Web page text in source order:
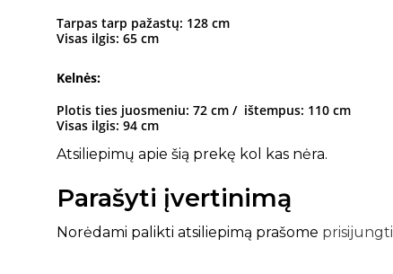
Tarpas tarp pažastų: 128 cm
Visas ilgis: 65 cm
Kelnės:
Plotis ties juosmeniu: 72 cm / ištempus: 110 cm
Visas ilgis: 94 cm
Atsiliepimų apie šią prekę kol kas nėra.
Parašyti įvertinimą
Norėdami palikti atsiliepimą prašome prisijungti